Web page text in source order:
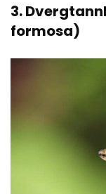
3.
formosa)